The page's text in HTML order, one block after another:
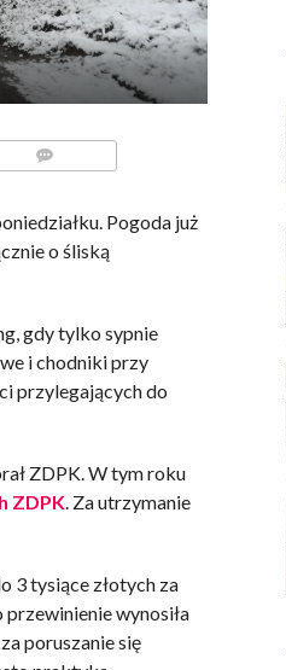
Pogoda już
o śliską
gdy tylko sypnie
i chodniki przy
przylegających do
ZDPK. W tym roku
ZDPK. Za utrzymanie
3 tysiące złotych za
wynosiła
poruszanie się